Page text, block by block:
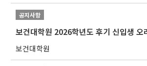
공지사항
보건대학원 2026학년도 후기 신입생 오
보건대학원